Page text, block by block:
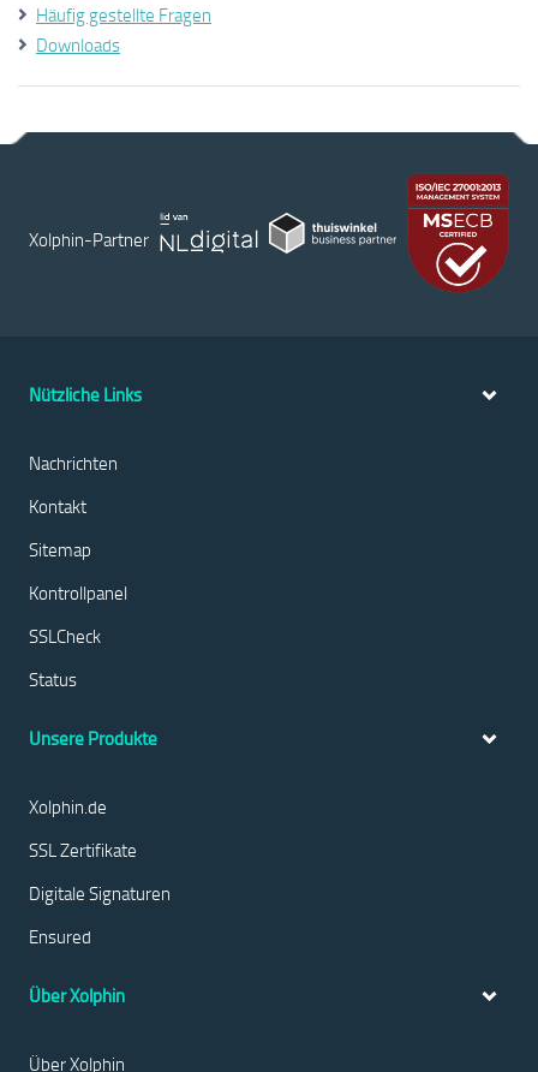
Häufig gestellte Fragen
Downloads
Xolphin-Partner
Nützliche Links
Nachrichten
Kontakt
Sitemap
Kontrollpanel
SSLCheck
Status
Unsere Produkte
Xolphin.de
SSL Zertifikate
Digitale Signaturen
Ensured
Über Xolphin
Über Xolphin